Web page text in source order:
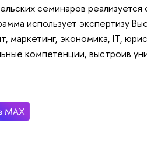
семинаров
использует экспертизу
маркетинг, экономика, IT,
компетенции, выстроив